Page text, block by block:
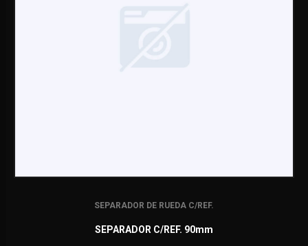
SEPARADOR DE RUEDA C/REF.
SEPARADOR C/REF. 90mm